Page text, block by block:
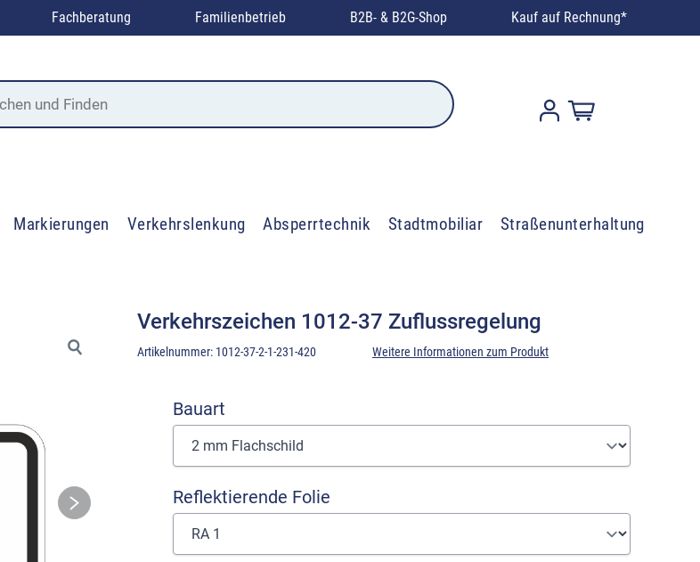
Fachberatung Familienbetrieb B2B- & B2G-Shop Kauf auf Rechnung*
Markierungen Verkehrslenkung Absperrtechnik Stadtmobiliar Straßenunterhaltung
Verkehrszeichen 1012-37 Zuflussregelung
Artikelnummer: 1012-37-2-1-231-420 Weitere Informationen zum Produkt
Bauart
Reflektierende Folie